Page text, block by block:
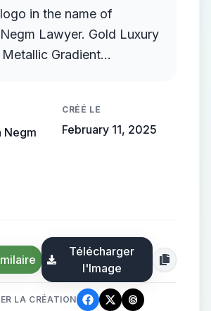
in the name of
Lawyer. Gold Luxury
Gradient
Negm
CRÉÉ LE
February 11, 2025
Télécharger
l'Image
LA CRÉATION